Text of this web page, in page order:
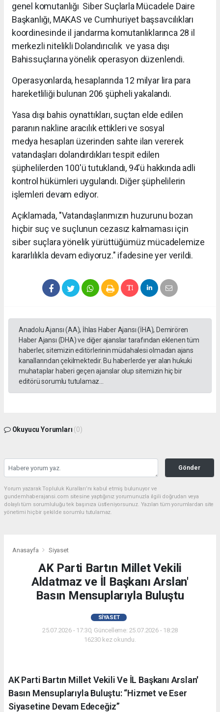
genel komutanlığı Siber Suçlarla Mücadele Daire
Başkanlığı, MAKAS ve Cumhuriyet başsavcılıkları
koordinesinde il jandarma komutanlıklarınca 28 il
merkezli nitelikli Dolandırıcılık ve yasa dışı
Bahissuçlarına yönelik operasyon düzenlendi.
Operasyonlarda, hesaplarında 12 milyar lira para
hareketliliği bulunan 206 şüpheli yakalandı.
Yasa dışı bahis oynattıkları, suçtan elde edilen
paranın nakline aracılık ettikleri ve sosyal
medya hesapları üzerinden sahte ilan vererek
vatandaşları dolandırdıkları tespit edilen
şüphelilerden 100'ü tutuklandı, 94'ü hakkında adli
kontrol hükümleri uygulandı. Diğer şüphelilerin
işlemleri devam ediyor.
Açıklamada, "Vatandaşlarımızın huzurunu bozan
hiçbir suç ve suçlunun cezasız kalmaması için
siber suçlara yönelik yürüttüğümüz mücadelemize
kararlılıkla devam ediyoruz." ifadesine yer verildi.
Anadolu Ajansı (AA), İhlas Haber Ajansı (İHA), Demirören
Haber Ajansı (DHA) ve diğer ajanslar tarafından eklenen tüm
haberler, sitemizin editörlerinin müdahalesi olmadan ajans
kanallarından çekilmektedir. Bu haberlerde yer alan hukuki
muhataplar haberi geçen ajanslar olup sitemizin hiç bir
editörü sorumlu tutulamaz...
Okuyucu Yorumları (0)
Gönder
Yorum yazarak Topluluk Kuralları’nı kabul etmiş bulunuyor ve
gundemhaberajansi.com sitesine yaptığınız yorumunuzla ilgili doğrudan veya
dolaylı tüm sorumluluğu tek başınıza üstleniyorsunuz. Yazılan tüm yorumlardan site
yönetimi hiçbir şekilde sorumlu tutulamaz.
Anasayfa Siyaset
AK Parti Bartın Millet Vekili
Aldatmaz ve İl Başkanı Arslan'
Basın Mensuplarıyla Buluştu
SIYASET
25.07.2026 - 17:30, Güncelleme: 25.07.2026 - 18:28
16230 kez okundu.
AK Parti Bartın Millet Vekili Ve İL Başkanı Arslan'
Basın Mensuplarıyla Buluştu: “Hizmet ve Eser
Siyasetine Devam Edeceğiz”